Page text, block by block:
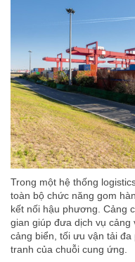
Trong một hệ thống
toàn bộ chức năng gom
kết nối hậu phương. Cảng
gian giúp đưa dịch vụ
cảng biển, tối ưu vận tải
tranh của chuỗi cung ứng.